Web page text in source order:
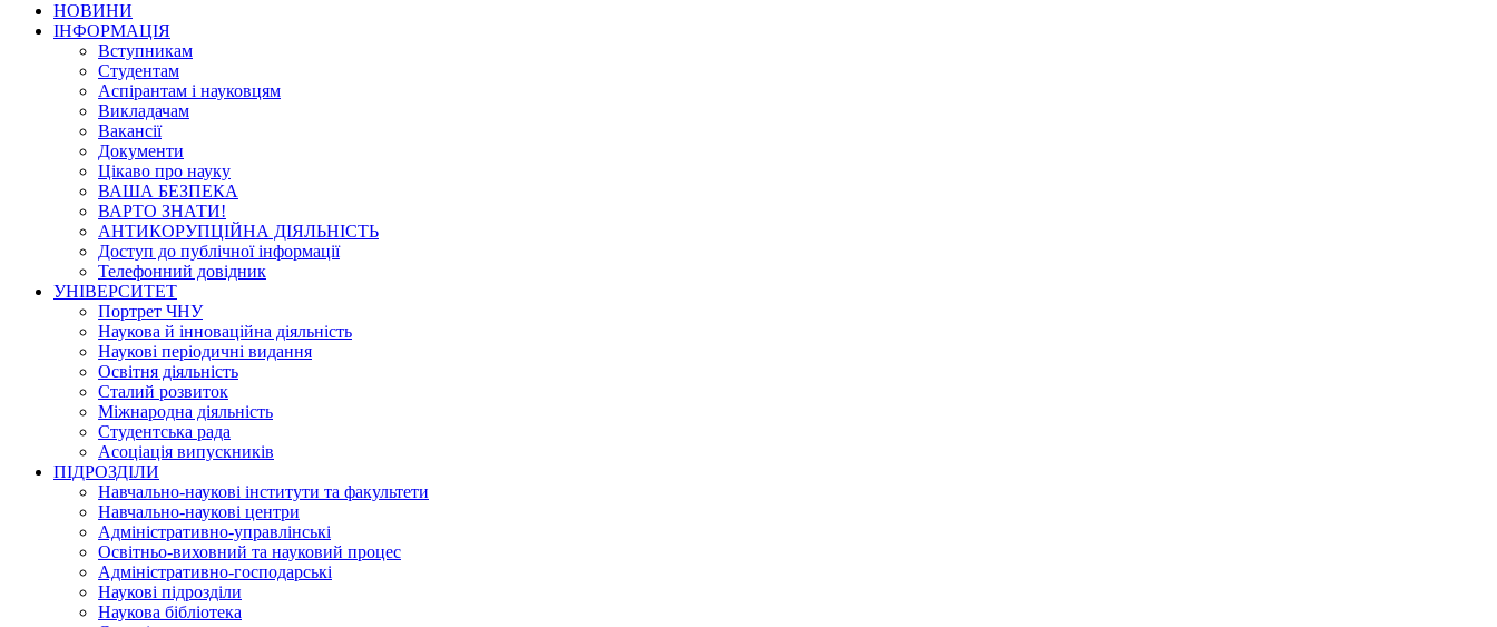
НОВИНИ
ІНФОРМАЦІЯ
Вступникам
Студентам
Аспірантам і науковцям
Викладачам
Вакансії
Документи
Цікаво про науку
ВАША БЕЗПЕКА
ВАРТО ЗНАТИ!
АНТИКОРУПЦІЙНА ДІЯЛЬНІСТЬ
Доступ до публічної інформації
Телефонний довідник
УНІВЕРСИТЕТ
Портрет ЧНУ
Наукова й інноваційна діяльність
Наукові періодичні видання
Освітня діяльність
Сталий розвиток
Міжнародна діяльність
Студентська рада
Асоціація випускників
ПІДРОЗДІЛИ
Навчально-наукові інститути та факультети
Навчально-наукові центри
Адміністративно-управлінські
Освітньо-виховний та науковий процес
Адміністративно-господарські
Наукові підрозділи
Наукова бібліотека